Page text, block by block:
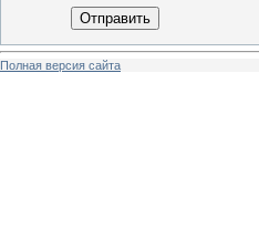
Отправить
Полная версия сайта